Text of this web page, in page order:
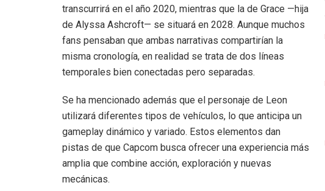
transcurrirá en el año 2020, mientras que la de Grace —hija
de Alyssa Ashcroft— se situará en 2028. Aunque muchos
fans pensaban que ambas narrativas compartirían la
misma cronología, en realidad se trata de dos líneas
temporales bien conectadas pero separadas.
Se ha mencionado además que el personaje de Leon
utilizará diferentes tipos de vehículos, lo que anticipa un
gameplay dinámico y variado. Estos elementos dan
pistas de que Capcom busca ofrecer una experiencia más
amplia que combine acción, exploración y nuevas
mecánicas.